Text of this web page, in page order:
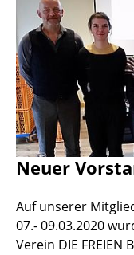
Neuer
Auf unserer
07.- 09.03.2020
Verein DIE FREIEN